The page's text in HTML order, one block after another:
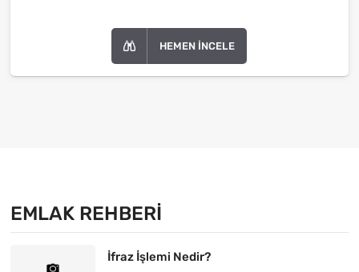
HEMEN İNCELE
EMLAK REHBERI
İfraz İşlemi Nedir?